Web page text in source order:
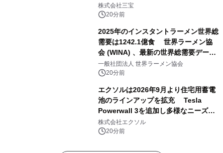
株式会社三宝
20分前
2025年のインスタントラーメン世界総
需要は1242.1億食 世界ラーメン協
会 (WINA) 、最新の世界総需要データ
を発表
一般社団法人 世界ラーメン協会
20分前
エクソルは2026年9月より住宅用蓄電
池のラインアップを拡充 Tesla
Powerwall 3を追加し多様なニーズに
応える提案体制を強化
株式会社エクソル
20分前